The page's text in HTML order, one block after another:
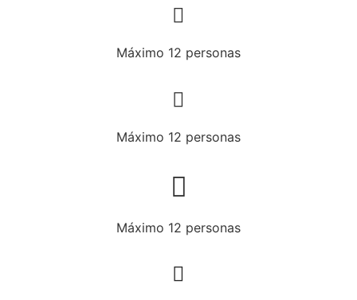
Máximo 12 personas
Máximo 12 personas
Máximo 12 personas